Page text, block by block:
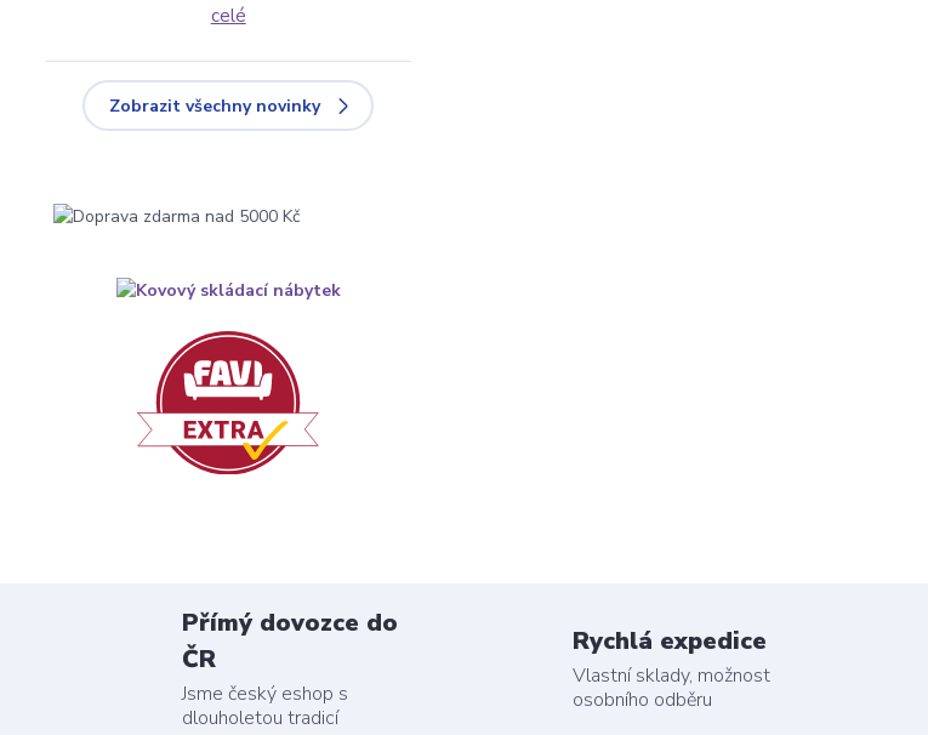
celé
Zobrazit všechny novinky
Přímý dovozce do
ČR
Jsme český eshop s
dlouholetou tradicí
Rychlá expedice
Vlastní sklady, možnost
osobního odběru